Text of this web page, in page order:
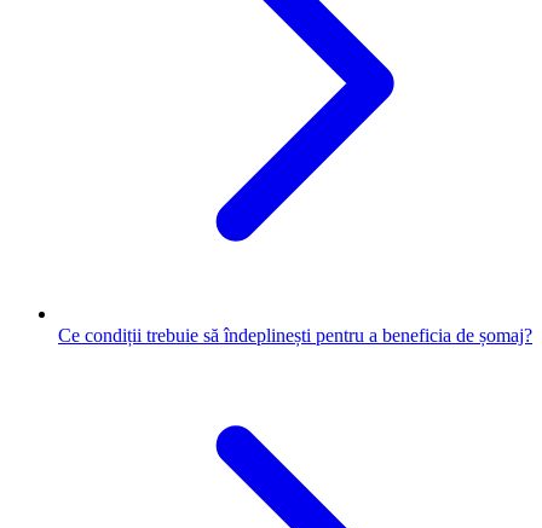
Ce condiții trebuie să îndeplinești pentru a beneficia de șomaj?